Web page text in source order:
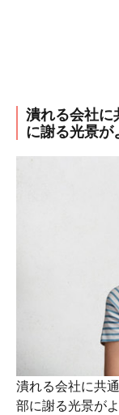
潰れる会社
に謝る光景が
潰れる会社に共
部に謝る光景が